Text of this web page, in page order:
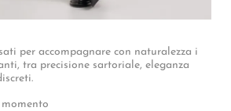
per accompagnare con naturalezza i
tra precisione sartoriale, eleganza
momento